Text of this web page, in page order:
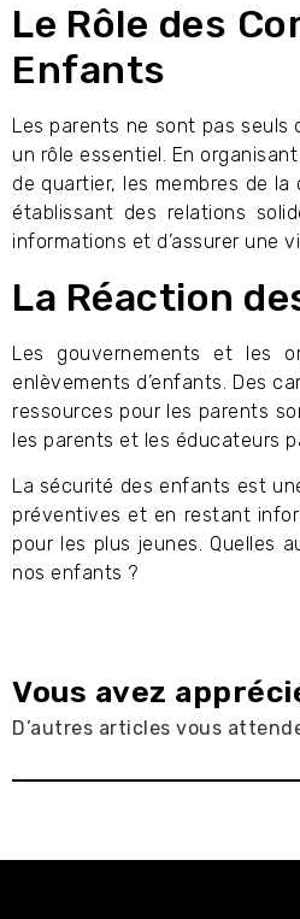
Le Rôle des
Enfants
Les parents ne sont pas
un rôle essentiel. En
de quartier, les membres de
établissant des relations
informations et d’assurer une
La Réaction
Les gouvernements et les
enlèvements d’enfants. Des
ressources pour les parents
les parents et les éducateurs
La sécurité des enfants est
préventives et en restant
pour les plus jeunes. Quelles
nos enfants ?
Vous avez
D’autres articles vous